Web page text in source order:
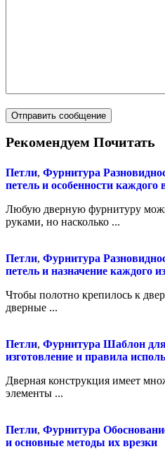
Рекомендуем Почитать
Петли, Фурнитура
петель и особенности каждого
Любую дверную фурнитуру
руками, но насколько ...
Петли, Фурнитура
петель и назначение каждого
Чтобы полотно крепилось к
дверные ...
Петли, Фурнитура Шаблон для
изготовление и правила
Дверная конструкция имеет
элементы ...
Петли, Фурнитура
и основные методы их врезки